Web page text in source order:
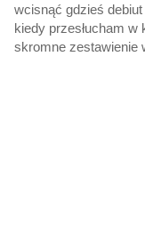
wcisnąć gdzieś
kiedy przesłucham
skromne zestawienie